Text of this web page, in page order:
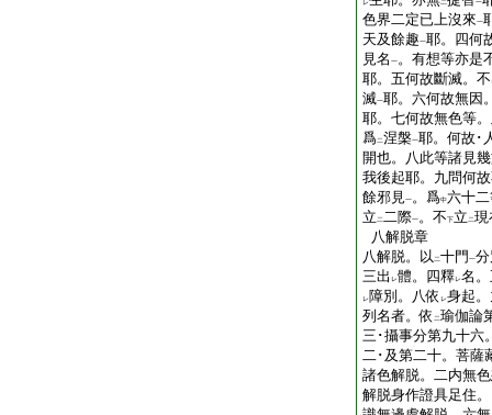
レ 二 一
色界二定已上沒來一
天及餘趣一耶。四何
見名 一。有想等亦是
耶。五何故斷滅。不
滅一耶。六何故無因
耶。七何故無色等
爲二涅槃一耶。何故･
開也。八此等諸見
我後起耶。九問何
餘邪見一。爲中六十
立 二二際一。不下立 二現
八解脱章
八解脱。以 二十門 一
三出 レ體。四釋レ名
レ障別。八依 レ身起
列名者。依 二瑜伽論
三･攝事分第九十六
二･及第二十。菩薩
諸色解脱。二内無
解脱身作證具足住